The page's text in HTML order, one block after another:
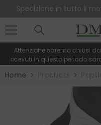
Spedizione in tutto il
Attenzione saremo chiusi
ricevuti in questo periodo
Home